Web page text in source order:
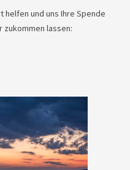
und uns Ihre Spende
zukommen lassen: